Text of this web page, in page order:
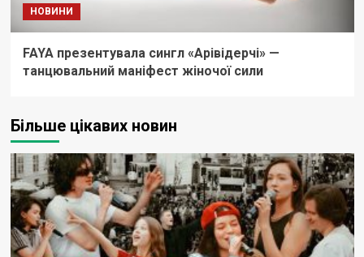
НОВИНИ
FAYA презентувала сингл «Арівідерчі» —
танцювальний маніфест жіночої сили
Більше цікавих новин